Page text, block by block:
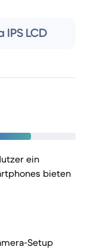
IPS LCD
ein
bieten
Setup